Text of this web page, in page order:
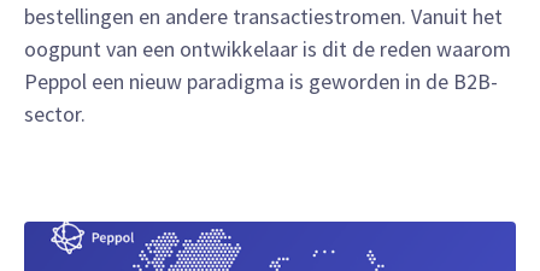
bestellingen en andere transactiestromen. Vanuit het
oogpunt van een ontwikkelaar is dit de reden waarom
Peppol een nieuw paradigma is geworden in de B2B-
sector.